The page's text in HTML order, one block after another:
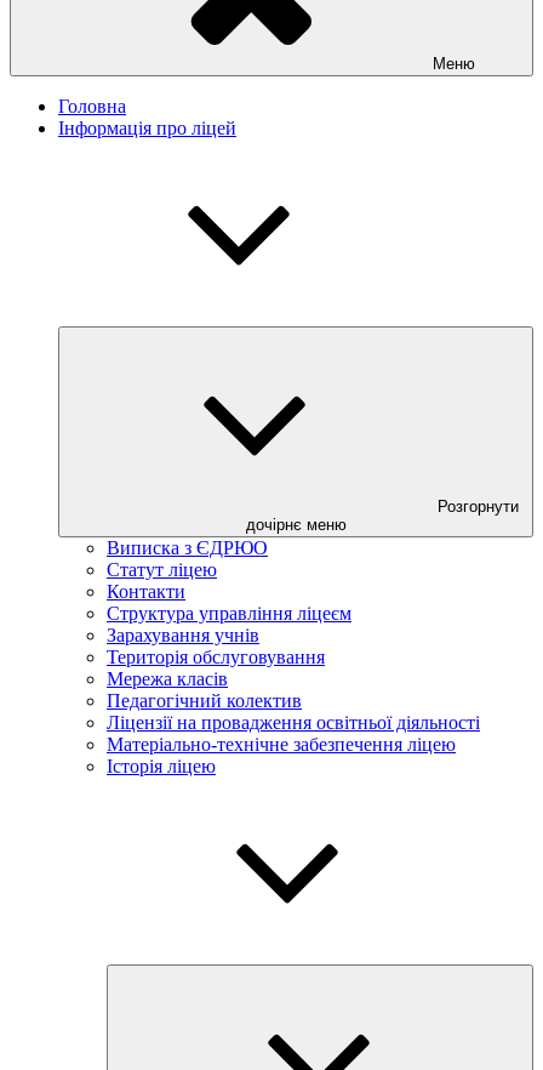
Меню
Головна
Інформація про ліцей
Розгорнути
дочірнє меню
Виписка з ЄДРЮО
Статут ліцею
Контакти
Структура управління ліцеєм
Зарахування учнів
Територія обслуговування
Мережа класів
Педагогічний колектив
Ліцензії на провадження освітньої діяльності
Матеріально-технічне забезпечення ліцею
Історія ліцею